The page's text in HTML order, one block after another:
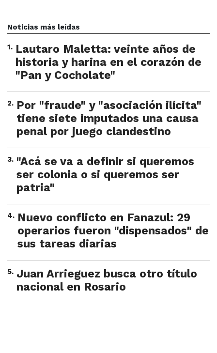
Noticias más leídas
1. Lautaro Maletta: veinte años de
historia y harina en el corazón de
"Pan y Cocholate"
2. Por "fraude" y "asociación ilícita"
tiene siete imputados una causa
penal por juego clandestino
3. "Acá se va a definir si queremos
ser colonia o si queremos ser
patria"
4. Nuevo conflicto en Fanazul: 29
operarios fueron "dispensados" de
sus tareas diarias
5. Juan Arrieguez busca otro título
nacional en Rosario